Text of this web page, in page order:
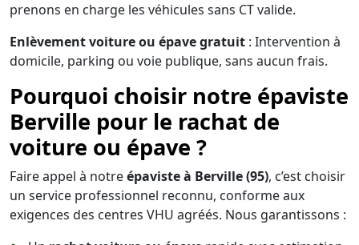
prenons en charge les véhicules sans CT valide.
Enlèvement voiture ou épave gratuit : Intervention à
domicile, parking ou voie publique, sans aucun frais.
Pourquoi choisir notre épaviste
Berville pour le rachat de
voiture ou épave ?
Faire appel à notreépaviste à Berville (95), c’est choisir
un service professionnel reconnu, conforme aux
exigences des centres VHU agréés. Nous garantissons :